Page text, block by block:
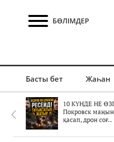
БӨЛІМДЕР
Басты бет Жаһан
10 КҮНДЕ НЕ
Покровск
қасап, дрон соғ..